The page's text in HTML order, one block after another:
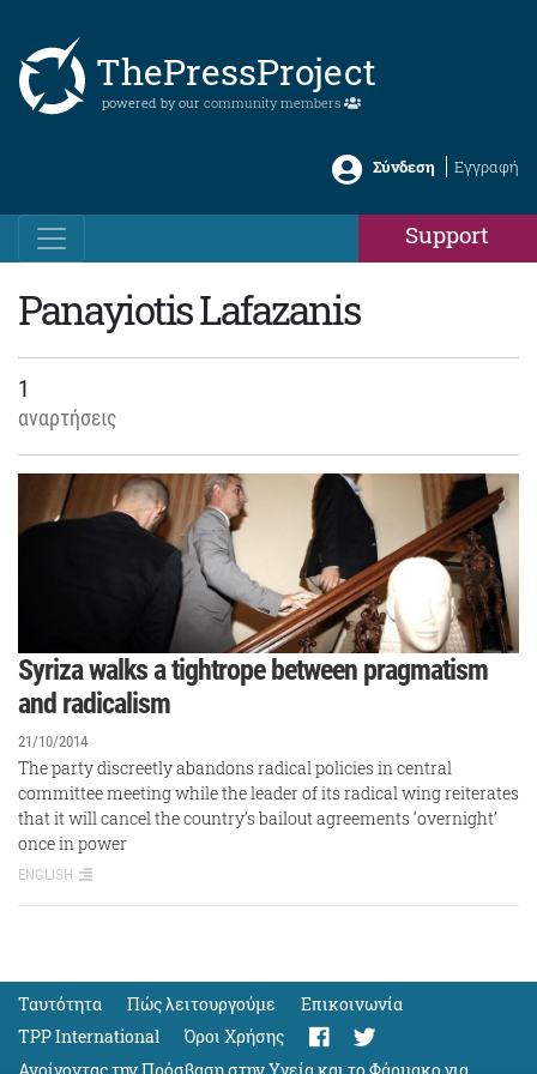
ThePressProject
powered by our community members
Σύνδεση Εγγραφή
Support
Panayiotis Lafazanis
1
αναρτήσεις
Syriza walks a tightrope between pragmatism
and radicalism
21/10/2014
The party discreetly abandons radical policies in central
committee meeting while the leader of its radical wing reiterates
that it will cancel the country’s bailout agreements ‘overnight’
once in power
ENGLISH
Ταυτότητα Πώς λειτουργούμε
Eπικοινωνία
TPP International
Όροι Χρήσης